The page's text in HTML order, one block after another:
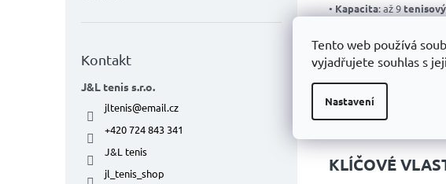
Tento web používá
vyjadřujete souhlas s
Nastavení
Kontakt
J&L tenis s.r.o.
jltenis@email.cz
+420 724 843 341
J&L tenis
jl_tenis_shop
• Kapacita: až 9
profesionální
tenisové
IDEÁLNÍ PRO
Tatotaška na tenisové
pro rekreační tenisty a
KLÍČOVÉ